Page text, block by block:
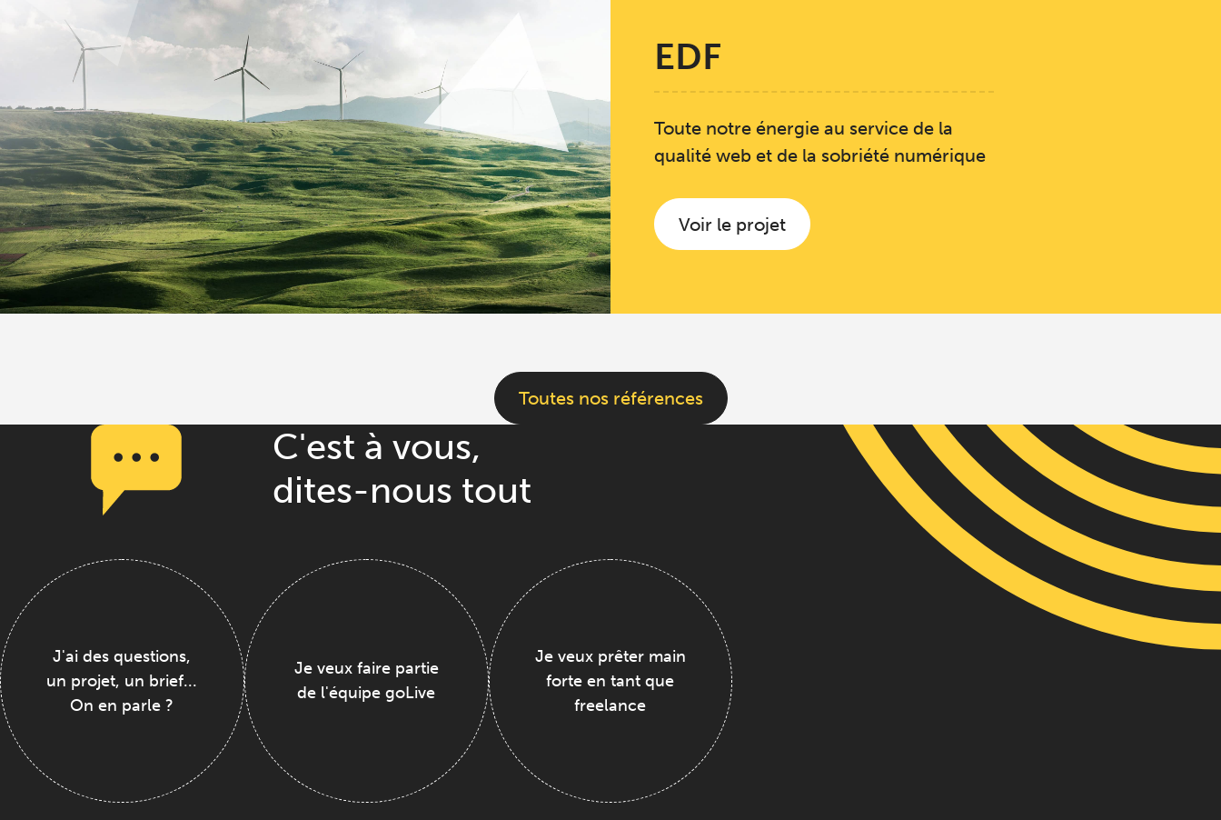
EDF
Toute notre énergie au service de la
qualité web et de la sobriété numérique
Voir le projet
EDF
Toutes nos références
C'est à vous,
dites-nous tout
J'ai des questions,
un projet, un brief...
On en parle ?
Je veux faire partie
de l'équipe goLive
Je veux prêter main
forte en tant que
freelance